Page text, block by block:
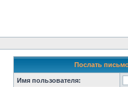
Послать
Имя пользователя: